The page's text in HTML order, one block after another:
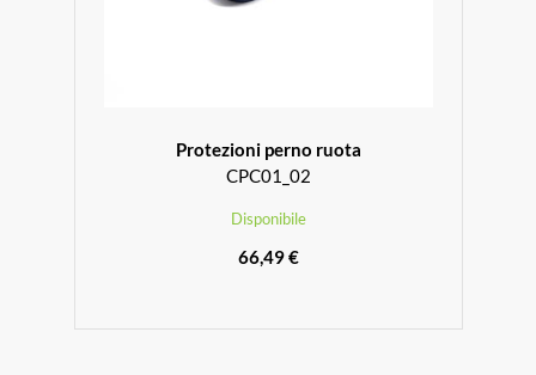
Protezioni perno ruota
CPC01_02
Disponibile
66,49 €